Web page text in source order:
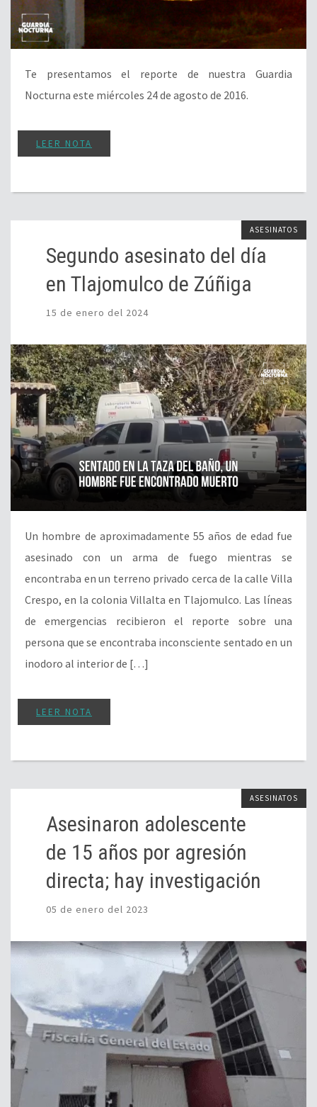
Te presentamos el reporte de nuestra Guardia
Nocturna este miércoles 24 de agosto de 2016.
LEER NOTA
ASESINATOS
Segundo asesinato del día
en Tlajomulco de Zúñiga
15 de enero del 2024
Un hombre de aproximadamente 55 años de edad fue
asesinado con un arma de fuego mientras se
encontraba en un terreno privado cerca de la calle Villa
Crespo, en la colonia Villalta en Tlajomulco. Las líneas
de emergencias recibieron el reporte sobre una
persona que se encontraba inconsciente sentado en un
inodoro al interior de […]
LEER NOTA
ASESINATOS
Asesinaron adolescente
de 15 años por agresión
directa; hay investigación
05 de enero del 2023